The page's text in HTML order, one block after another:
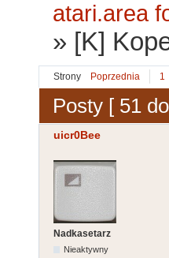
atari.area
» [K]
Strony Poprzednia 1
Posty [ 51
uicr0Bee
Nadkasetarz
Nieaktywny